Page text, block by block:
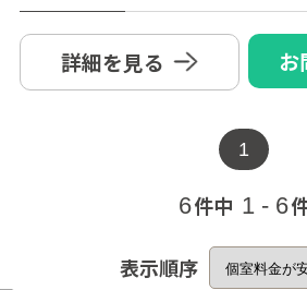
詳細を見る お
1
6件中 1 - 6
表示順序